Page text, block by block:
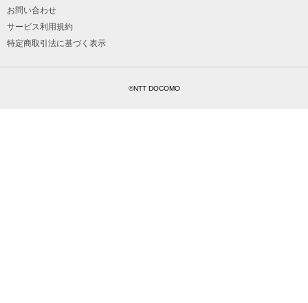
お問い合わせ
サービス利用規約
特定商取引法に基づく表示
©NTT DOCOMO